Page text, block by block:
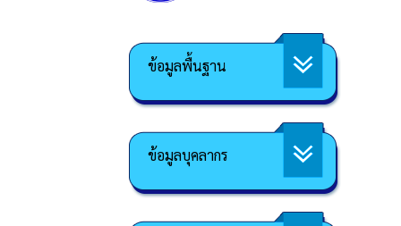
ข้อมูลพื้นฐาน
ข้อมูลบุคลากร